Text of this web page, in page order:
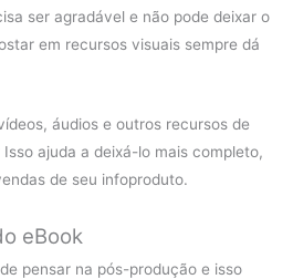
ser agradável e não pode deixar o
em recursos visuais sempre dá
áudios e outros recursos de
ajuda a deixá-lo mais completo,
de seu infoproduto.
eBook
pensar na pós-produção e isso